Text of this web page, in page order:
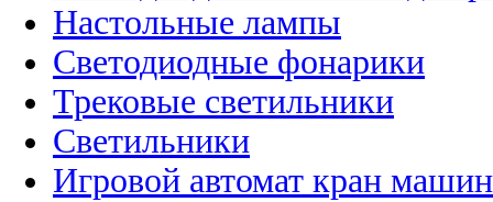
Настольные лампы
Светодиодные фонарики
Трековые светильники
Светильники
Игровой автомат кран